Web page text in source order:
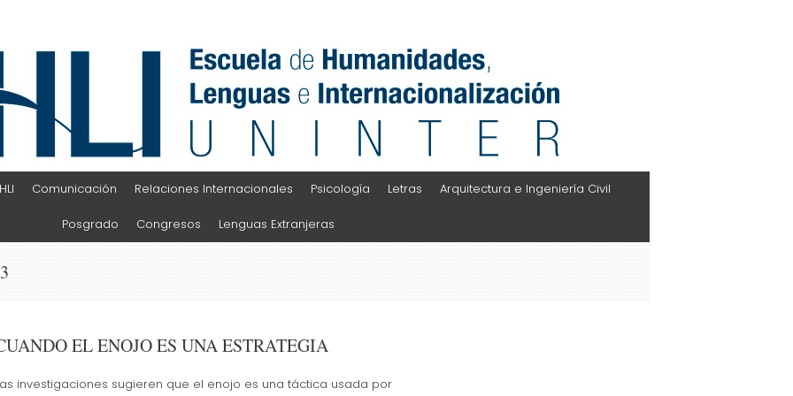
Comunicación Relaciones Internacionales Psicología Letras Arquitectura e Ingeniería Civil
Posgrado Congresos Lenguas Extranjeras
EL ENOJO ES UNA ESTRATEGIA
investigaciones sugieren que el enojo es una táctica usada por